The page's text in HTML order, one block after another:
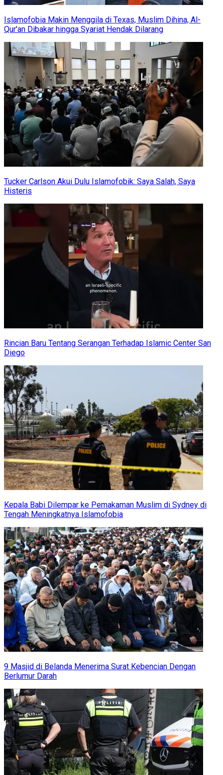
Islamofobia Makin Menggila di Texas, Muslim Dihina, Al-
Qur'an Dibakar hingga Syariat Hendak Dilarang
Tucker Carlson Akui Dulu Islamofobik: Saya Salah, Saya
Histeris
Rincian Baru Tentang Serangan Terhadap Islamic Center San
Diego
Kepala Babi Dilempar ke Pemakaman Muslim di Sydney di
Tengah Meningkatnya Islamofobia
9 Masjid di Belanda Menerima Surat Kebencian Dengan
Berlumur Darah